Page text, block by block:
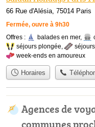
66 Rue d'Alésia, 75014 Paris
Fermée, ouvre à 9h30
Offres : balades en mer,
séjours plongée
week-ends en amoureux
Horaires
Agences de
communes